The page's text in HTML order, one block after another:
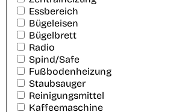
Essbereich
Bügeleisen
Bügelbrett
Radio
Spind/Safe
Fußbodenheizung
Staubsauger
Reinigungsmittel
Kaffeemaschine